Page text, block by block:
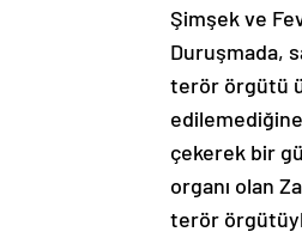
Şimşek ve
Duruşmada,
terör örgütü
edilemediğine
çekerek bir
organı olan
terör